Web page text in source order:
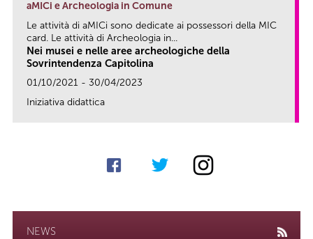
aMICi e Archeologia in Comune
Le attività di aMICi sono dedicate ai possessori della MIC
card. Le attività di Archeologia in...
Nei musei e nelle aree archeologiche della
Sovrintendenza Capitolina
01/10/2021 - 30/04/2023
Iniziativa didattica
NEWS